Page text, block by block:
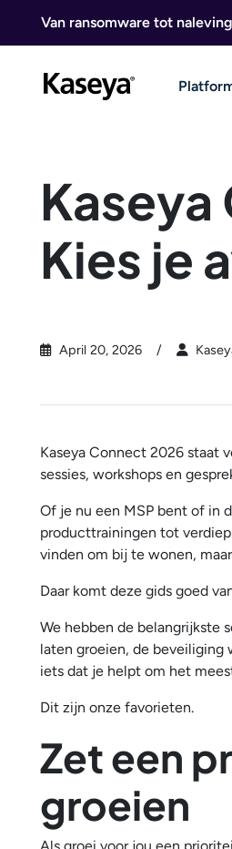
Van ransomware tot
Kies je
April 20, 2026
Kaseya Connect 2026 staat
sessies, workshops en
Of je nu een MSP bent of in
producttrainingen tot
vinden om bij te wonen,
Daar komt deze gids goed
We hebben de belangrijkste
laten groeien, de beveiliging
iets dat je helpt om het
Dit zijn onze favorieten.
Zet een
groeien